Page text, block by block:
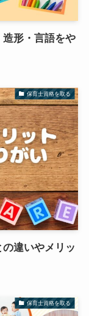
形・言語をや
保育士資格を取る
違いやメリッ
保育士資格を取る